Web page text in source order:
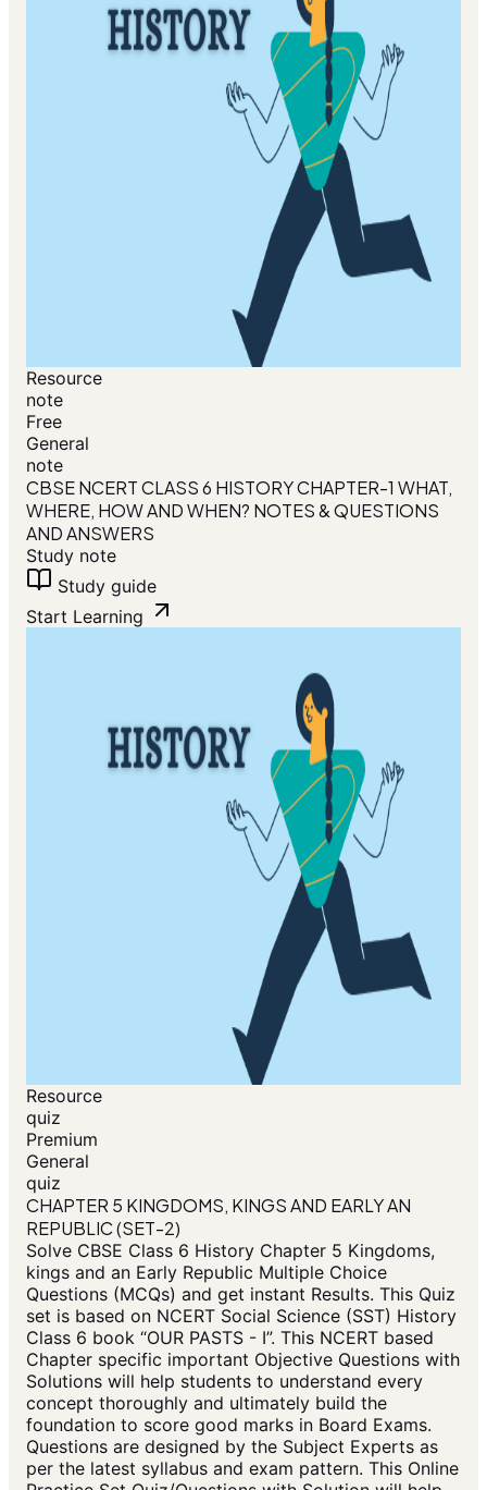
Resource
note
Free
General
note
CBSE NCERT CLASS 6 HISTORY CHAPTER-1 WHAT,
WHERE, HOW AND WHEN? NOTES & QUESTIONS
AND ANSWERS
Study note
Study guide
Start Learning
Resource
quiz
Premium
General
quiz
CHAPTER 5 KINGDOMS, KINGS AND EARLY AN
REPUBLIC (SET-2)
Solve CBSE Class 6 History Chapter 5 Kingdoms,
kings and an Early Republic Multiple Choice
Questions (MCQs) and get instant Results. This Quiz
set is based on NCERT Social Science (SST) History
Class 6 book “OUR PASTS - I”. This NCERT based
Chapter specific important Objective Questions with
Solutions will help students to understand every
concept thoroughly and ultimately build the
foundation to score good marks in Board Exams.
Questions are designed by the Subject Experts as
per the latest syllabus and exam pattern. This Online